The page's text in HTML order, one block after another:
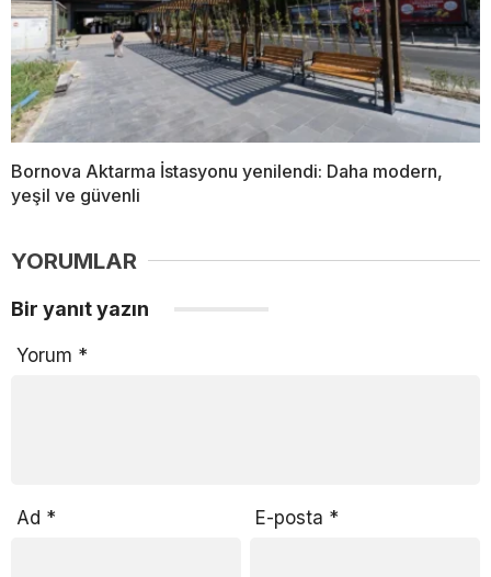
Bornova Aktarma İstasyonu yenilendi: Daha modern,
yeşil ve güvenli
YORUMLAR
Bir yanıt yazın
Yorum *
Ad * E-posta *